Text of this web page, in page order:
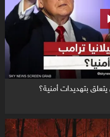
بتهديدات أمنية؟